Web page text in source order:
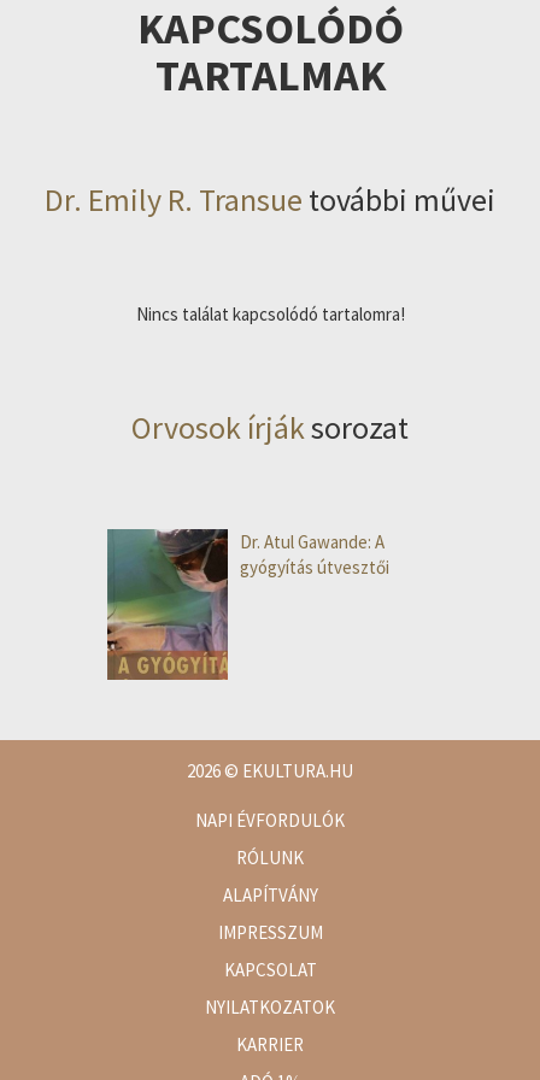
KAPCSOLÓDÓ
TARTALMAK
Dr. Emily R. Transue további művei
Nincs találat kapcsolódó tartalomra!
Orvosok írjáksorozat
Dr. Atul Gawande: A
gyógyítás útvesztői
2026© EKULTURA.HU
NAPI ÉVFORDULÓK
RÓLUNK
ALAPÍTVÁNY
IMPRESSZUM
KAPCSOLAT
NYILATKOZATOK
KARRIER